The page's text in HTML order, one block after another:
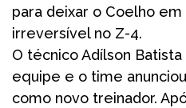
para deixar o Coelho
irreversível no Z-4.
O técnico Adílson
equipe e o time
como novo treinador.